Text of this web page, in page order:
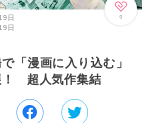
0
日
日
「漫画に入り込む」
！ 超人気作集結